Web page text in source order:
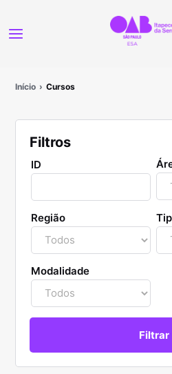
Início Cursos
Filtros
ID
Região
Modalidade